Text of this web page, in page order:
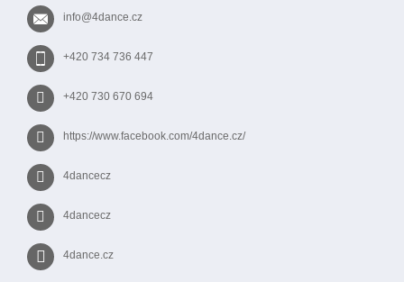
s
info@4dance.cz
+420 734 736 447
+420 730 670 694
https://www.facebook.com/4dance.cz/
4dancecz
4dancecz
4dance.cz